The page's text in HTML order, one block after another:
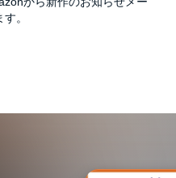
。